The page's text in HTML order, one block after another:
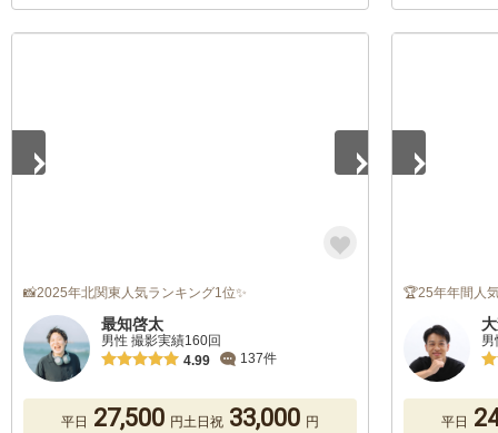
📸2025年北関東人気ランキング1位✨
最知啓太
男性 撮影実績160回
4.99
137件
平日 27,500 円土日祝 33,000 円
🏆25年年間人
平日